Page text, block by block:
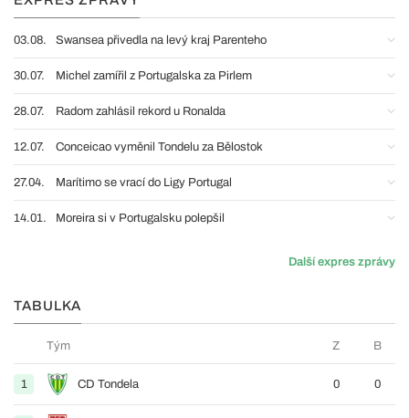
03.08. Swansea přivedla na levý kraj Parenteho
30.07. Michel zamířil z Portugalska za Pirlem
28.07. Radom zahlásil rekord u Ronalda
12.07. Conceicao vyměnil Tondelu za Bělostok
27.04. Marítimo se vrací do Ligy Portugal
14.01. Moreira si v Portugalsku polepšil
Další expres zprávy
TABULKA
Tým Z B
1 CD Tondela 0 0